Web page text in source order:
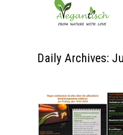
Daily Archives: